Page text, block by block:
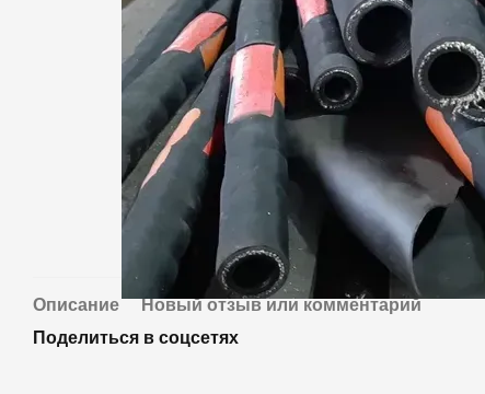
Описание
Новый отзыв или комментарий
Поделиться в соцсетях